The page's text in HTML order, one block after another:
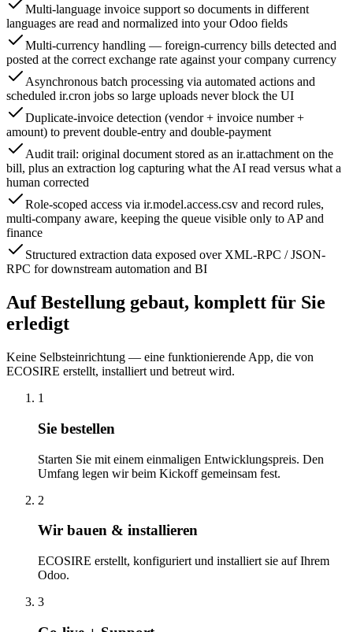
Multi-language invoice support so documents in different
languages are read and normalized into your Odoo fields
Multi-currency handling — foreign-currency bills detected and
posted at the correct exchange rate against your company currency
Asynchronous batch processing via automated actions and
scheduled ir.cron jobs so large uploads never block the UI
Duplicate-invoice detection (vendor + invoice number +
amount) to prevent double-entry and double-payment
Audit trail: original document stored as an ir.attachment on the
bill, plus an extraction log capturing what the AI read versus what a
human corrected
Role-scoped access via ir.model.access.csv and record rules,
multi-company aware, keeping the queue visible only to AP and
finance
Structured extraction data exposed over XML-RPC / JSON-
RPC for downstream automation and BI
Auf Bestellung gebaut, komplett für Sie
erledigt
Keine Selbsteinrichtung — eine funktionierende App, die von
ECOSIRE erstellt, installiert und betreut wird.
1
Sie bestellen
Starten Sie mit einem einmaligen Entwicklungspreis. Den
Umfang legen wir beim Kickoff gemeinsam fest.
2
Wir bauen & installieren
ECOSIRE erstellt, konfiguriert und installiert sie auf Ihrem
Odoo.
3